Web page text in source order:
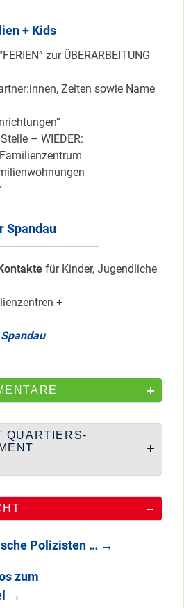
+ Kids
zur ÜBERARBEITUNG
Zeiten sowie Name
– WIEDER:
Spandau
für Kinder, Jugendliche
+
QUARTIERS-
Polizisten … →
zum
→